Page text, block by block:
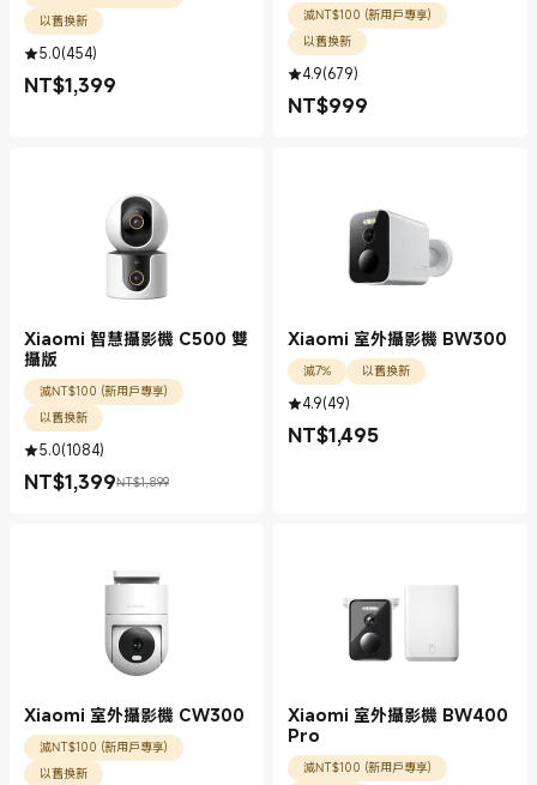
以舊換新
5.0(454)
NT$1,399
現價 NT$1399.00
減NT$100 (新用戶專享)
以舊換新
4.9(679)
NT$999
現價 NT$999.00
Xiaomi 智慧攝影機 C500 雙
攝版
減NT$100 (新用戶專享)
以舊換新
5.0(1084)
NT$1,399
現價 NT$1399.00NT$1,899
銷售價格 NT$1,899
Xiaomi 室外攝影機 BW300
減7% 以舊換新
4.9(49)
NT$1,495
現價 NT$1495.00
Xiaomi 室外攝影機 CW300
減NT$100 (新用戶專享)
以舊換新
Xiaomi 室外攝影機 BW400
Pro
減NT$100 (新用戶專享)